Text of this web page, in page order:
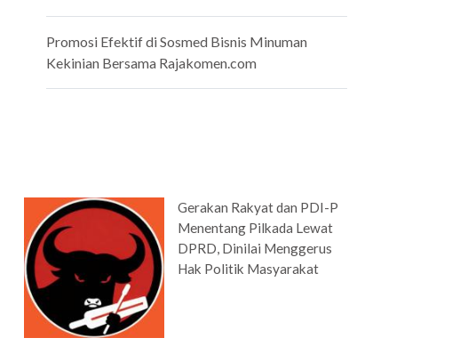
Promosi Efektif di Sosmed Bisnis Minuman
Kekinian Bersama Rajakomen.com
Gerakan Rakyat dan PDI-P
Menentang Pilkada Lewat
DPRD, Dinilai Menggerus
Hak Politik Masyarakat